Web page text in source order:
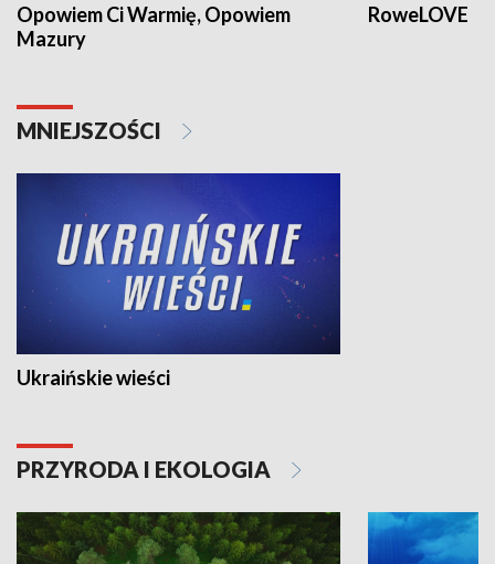
Opowiem Ci Warmię, Opowiem
Mazury
RoweLOVE
MNIEJSZOŚCI
Ukraińskie wieści
PRZYRODA I EKOLOGIA